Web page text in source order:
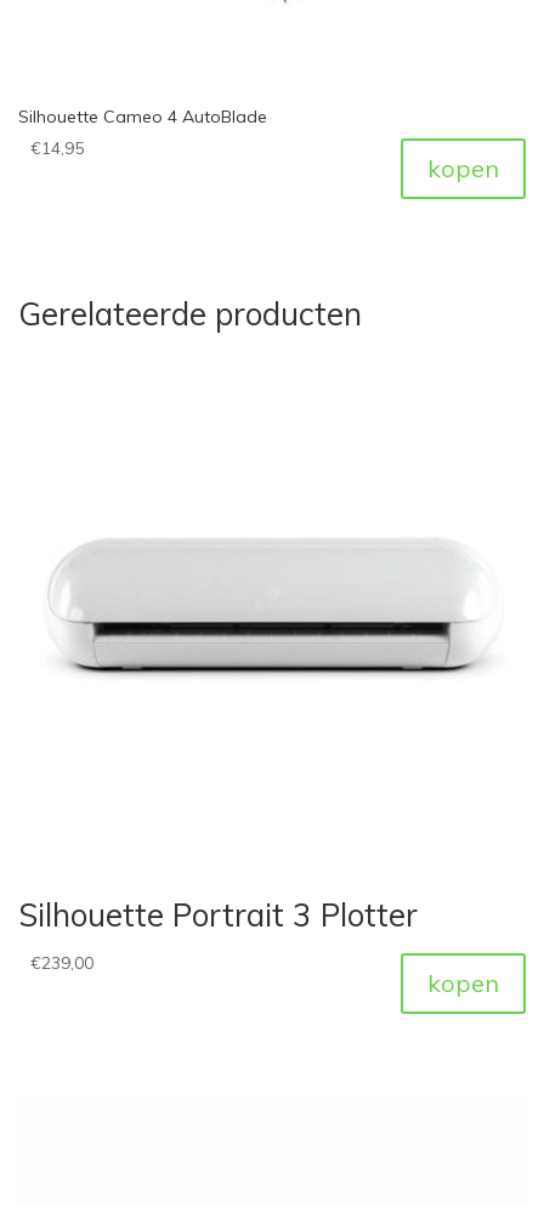
Silhouette Cameo 4 AutoBlade
€14,95
kopen
Gerelateerde producten
Silhouette Portrait 3 Plotter
€239,00
kopen